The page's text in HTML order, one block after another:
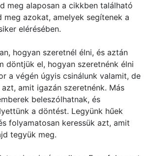
meg alaposan a cikkben található
meg azokat, amelyek segítenek a
elérésében.
hogyan szeretnél élni, és aztán
döntjük el, hogyan szeretnénk élni
a végén úgyis csinálunk valamit, de
amit igazán szeretnénk. Más
beleszólhatnak, és
a döntést. Legyünk hűek
folyamatosan keressük azt, amit
tegyük meg.